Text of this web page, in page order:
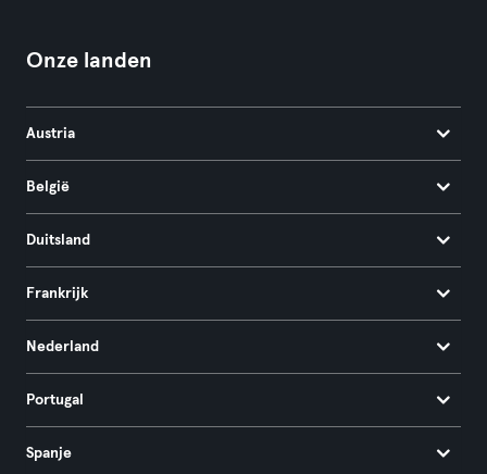
Onze landen
Austria
België
Duitsland
Frankrijk
Nederland
Portugal
Spanje